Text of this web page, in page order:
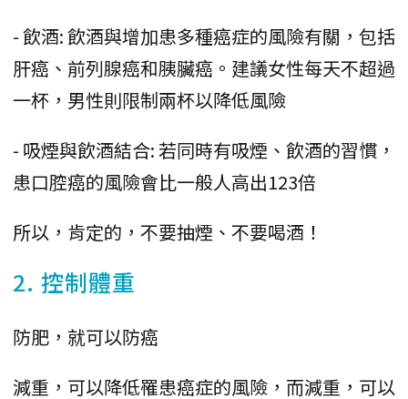
- 飲酒: 飲酒與增加患多種癌症的風險有關，包括
肝癌、前列腺癌和胰臟癌。建議女性每天不超過
一杯，男性則限制兩杯以降低風險
- 吸煙與飲酒結合: 若同時有吸煙、飲酒的習慣，
患口腔癌的風險會比一般人高出123倍
所以，肯定的，不要抽煙、不要喝酒！
2. 控制體重
防肥，就可以防癌
減重，可以降低罹患癌症的風險，而減重，可以